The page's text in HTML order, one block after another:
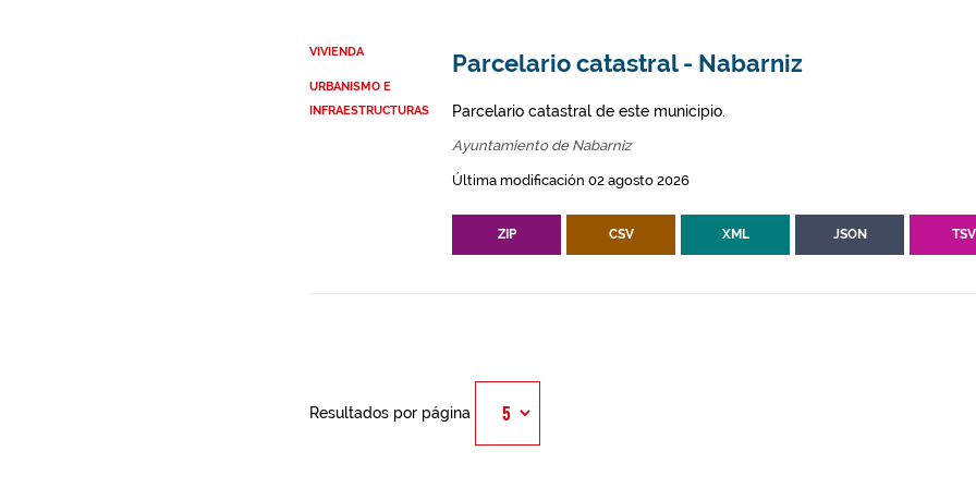
VIVIENDA
URBANISMO E
INFRAESTRUCTURAS
Parcelario catastral - Nabarniz
Parcelario catastral de este municipio.
Ayuntamiento de Nabarniz
Última modificación 02 agosto 2026
ZIP CSV XML JSON TSV
Resultados por página